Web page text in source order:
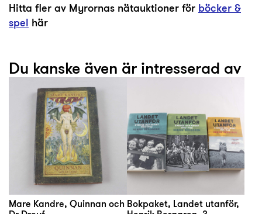
Hitta fler av Myrornas nätauktioner för böcker &
spel här
Du kanske även är intresserad av
Mare Kandre, Quinnan och Bokpaket, Landet utanför,